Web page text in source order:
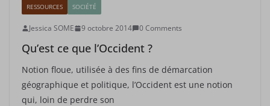
RESSOURCES
SOCIÉTÉ
Jessica SOME 9 octobre 2014 0 Comments
Qu’est ce que l’Occident ?
Notion floue, utilisée à des fins de démarcation
géographique et politique, l’Occident est une notion
qui, loin de perdre son